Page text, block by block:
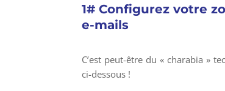
1# Configurez votre
e-mails
C’est peut-être du « charabia »
ci-dessous !